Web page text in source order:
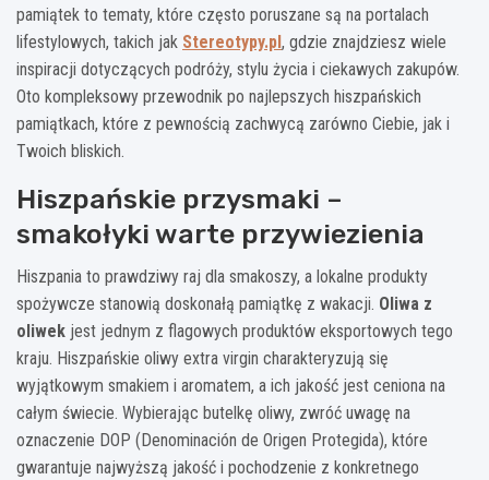
pamiątek to tematy, które często poruszane są na portalach
lifestylowych, takich jak Stereotypy.pl , gdzie znajdziesz wiele
inspiracji dotyczących podróży, stylu życia i ciekawych zakupów.
Oto kompleksowy przewodnik po najlepszych hiszpańskich
pamiątkach, które z pewnością zachwycą zarówno Ciebie, jak i
Twoich bliskich.
Hiszpańskie przysmaki –
smakołyki warte przywiezienia
Hiszpania to prawdziwy raj dla smakoszy, a lokalne produkty
spożywcze stanowią doskonałą pamiątkę z wakacji. Oliwa z
oliwek jest jednym z flagowych produktów eksportowych tego
kraju. Hiszpańskie oliwy extra virgin charakteryzują się
wyjątkowym smakiem i aromatem, a ich jakość jest ceniona na
całym świecie. Wybierając butelkę oliwy, zwróć uwagę na
oznaczenie DOP (Denominación de Origen Protegida), które
gwarantuje najwyższą jakość i pochodzenie z konkretnego